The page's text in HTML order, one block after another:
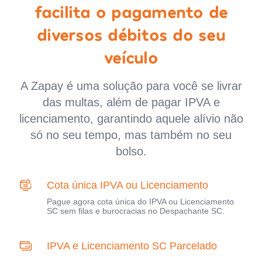
facilita o pagamento de
diversos débitos do seu
veículo
A Zapay é uma solução para você se livrar
das multas, além de pagar IPVA e
licenciamento, garantindo aquele alívio não
só no seu tempo, mas também no seu
bolso.
Cota única IPVA ou Licenciamento
Pague agora cota única do IPVA ou Licenciamento
SC sem filas e burocracias no Despachante SC.
IPVA e Licenciamento SC Parcelado